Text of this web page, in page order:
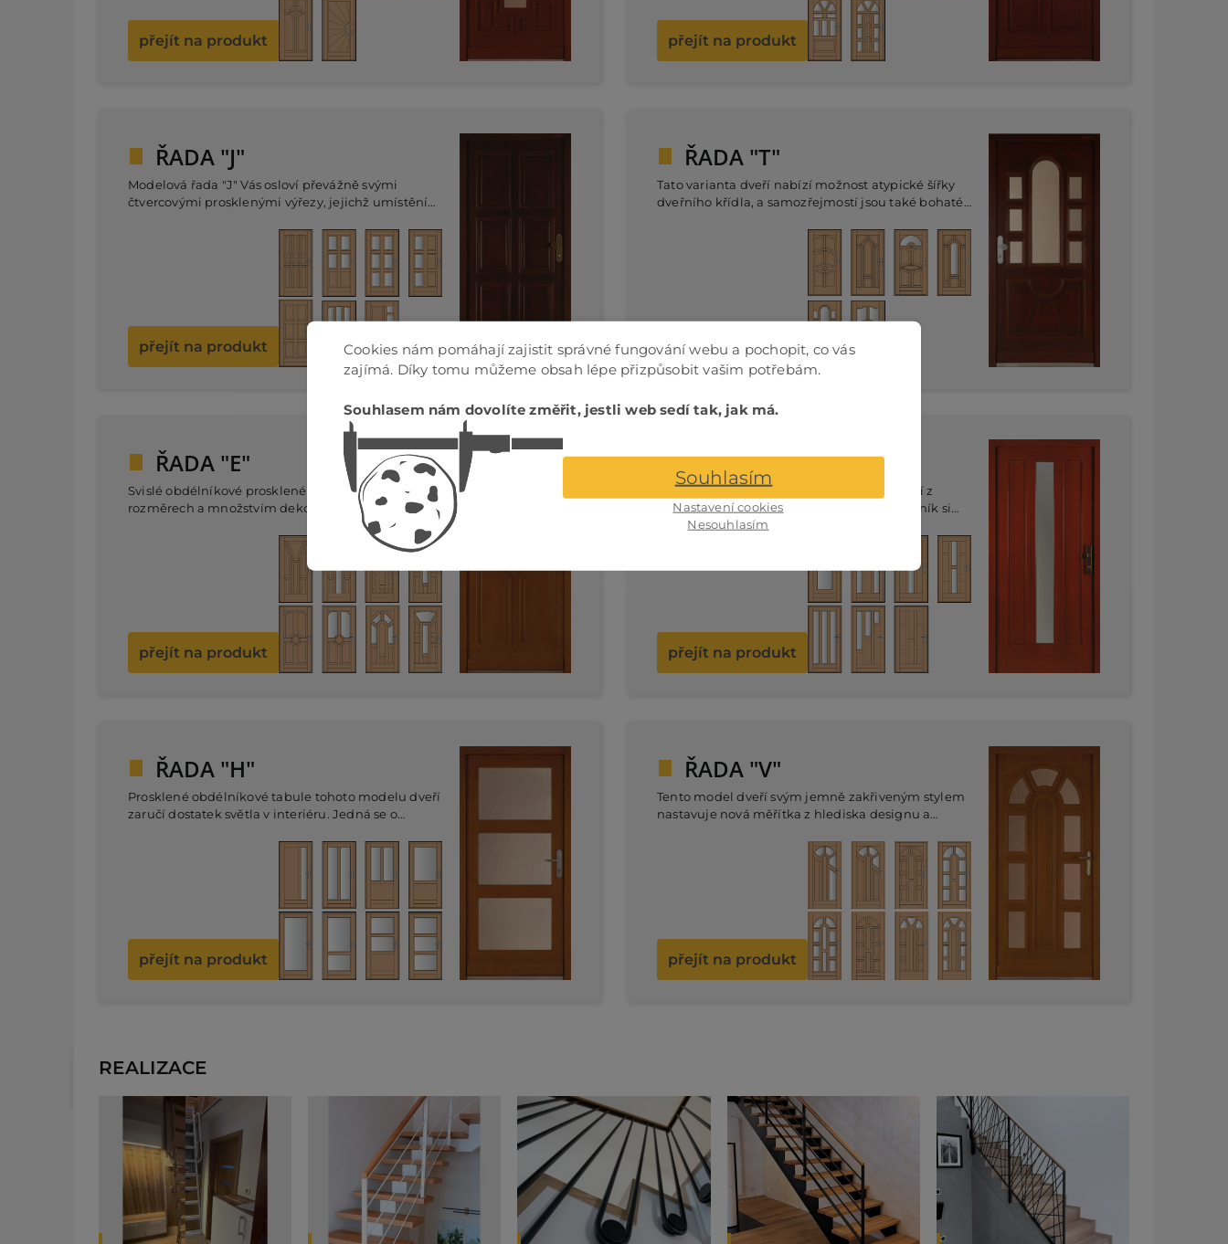
přejít na produkt přejít na produkt
ŘADA "J"
Modelová řada "J" Vás osloví převážně svými
čtvercovými prosklenými výřezy, jejichž umístění
vchodových dveří se také postarají a propuštění
dostatku denního světla do předsíně či chodby.
přejít na produkt
ŘADA "T"
Tato varianta dveří nabízí možnost atypické šířky
dveřního křídla, a samozřejmostí jsou také bohaté
přejít na produkt
ŘADA "E"
Svislé obdélníkové prosklené tabule v různých
rozměrech a množstvím dekorativního umístění
dokonale sjednotí každý interiér, jehož dominanty
jsou ostré křivky. Prosklené varianty navíc slibují
dostatek světla v chodbě, či předsíni.
přejít na produkt
ŘADA "B"
Elegantně zdobené prosklené tabule dělají z
tohoto modelu dveří skvělou volbou, zákazník si
navíc může vybrat z několika různých variant
prosklení. Prosklené varianty navíc slibují dostatek
přejít na produkt
ŘADA "H"
Prosklené obdélníkové tabule tohoto modelu dveří
zaručí dostatek světla v interiéru. Jedná se o
dveře spíše v klasickém stylu, bez značných
přejít na produkt
ŘADA "V"
Tento model dveří svým jemně zakřiveným stylem
nastavuje nová měřítka z hlediska designu a
ve vysoce kvalitním provedení s podélnou dýhou
nebo neprůhledně lakovaným povrchem tvoří
základ elegantního vzhledu. Zaoblené rohy
dodávají dveřím harmonický vzhled a vytvářejí
přejít na produkt
REALIZACE
Cookies nám pomáhají zajistit správné fungování webu a pochopit, co vás
zajímá. Díky tomu můžeme obsah lépe přizpůsobit vašim potřebám.
Souhlasem nám dovolíte změřit, jestli web sedí tak, jak má.
Nastavení cookies
Nesouhlasím
Souhlasím